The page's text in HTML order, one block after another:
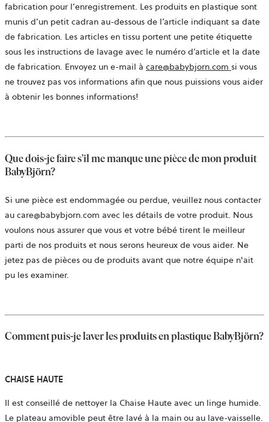
fabrication pour l’enregistrement. Les produits en plastique sont
munis d’un petit cadran au-dessous de l’article indiquant sa date
de fabrication. Les articles en tissu portent une petite étiquette
sous les instructions de lavage avec le numéro d’article et la date
de fabrication. Envoyez un e-mail à care@babybjorn.com ouvre
dans
si vous
ne trouvez pas vos informations afin que nous puissions vous aider
à obtenir les bonnes informations!
Que dois-je faire s’il me manque une pièce de mon produit
BabyBjörn?
Si une pièce est endommagée ou perdue, veuillez nous contacter
au care@babybjorn.com avec les détails de votre produit. Nous
voulons nous assurer que vous et votre bébé tirent le meilleur
parti de nos produits et nous serons heureux de vous aider. Ne
jetez pas de pièces ou de produits avant que notre équipe n'ait
pu les examiner.
Comment puis-je laver les produits en plastique BabyBjörn?
CHAISE HAUTE
Il est conseillé de nettoyer la Chaise Haute avec un linge humide.
Le plateau amovible peut être lavé à la main ou au lave-vaisselle.